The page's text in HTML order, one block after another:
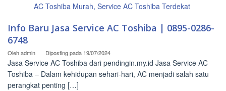
Info Baru Jasa Service AC Toshiba | 0895-0286-
6748
Olehadmin Diposting pada 19/07/2024
Jasa Service AC Toshiba dari pendingin.my.id Jasa Service AC
Toshiba – Dalam kehidupan sehari-hari, AC menjadi salah satu
perangkat penting […]